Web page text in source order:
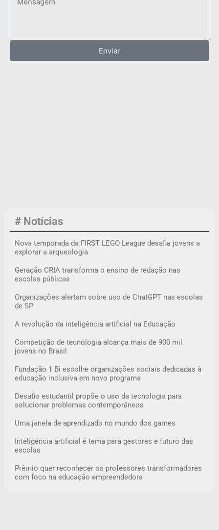
Enviar
# Notícias
Nova temporada da FIRST LEGO League desafia jovens a
explorar a arqueologia
Geração CRIA transforma o ensino de redação nas
escolas públicas
Organizações alertam sobre uso de ChatGPT nas escolas
de SP
A revolução da inteligência artificial na Educação
Competição de tecnologia alcança mais de 900 mil
jovens no Brasil
Fundação 1 Bi escolhe organizações sociais dedicadas à
educação inclusiva em novo programa
Desafio estudantil propõe o uso da tecnologia para
solucionar problemas contemporâneos
Uma janela de aprendizado no mundo dos games
Inteligência artificial é tema para gestores e futuro das
escolas
Prêmio quer reconhecer os professores transformadores
com foco na educação empreendedora